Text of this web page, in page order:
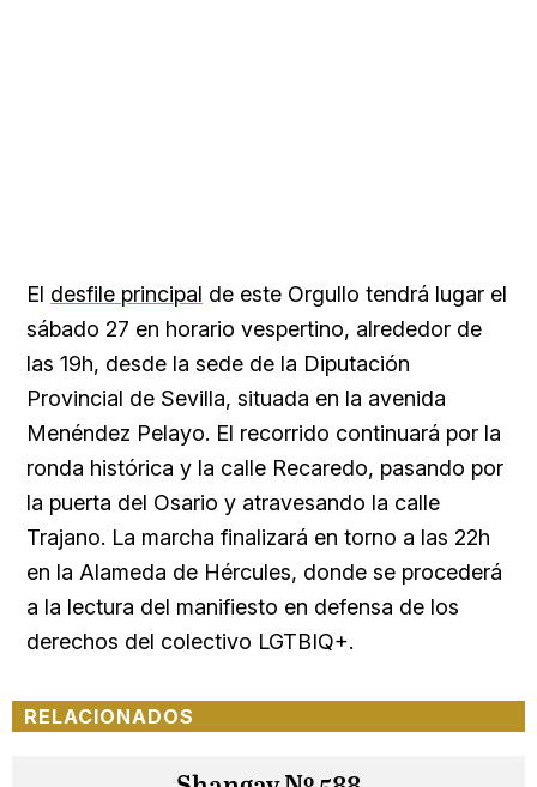
El desfile principal de este Orgullo tendrá lugar el
sábado 27 en horario vespertino, alrededor de
las 19h, desde la sede de la Diputación
Provincial de Sevilla, situada en la avenida
Menéndez Pelayo. El recorrido continuará por la
ronda histórica y la calle Recaredo, pasando por
la puerta del Osario y atravesando la calle
Trajano. La marcha finalizará en torno a las 22h
en la Alameda de Hércules, donde se procederá
a la lectura del manifiesto en defensa de los
derechos del colectivo LGTBIQ+.
RELACIONADOS